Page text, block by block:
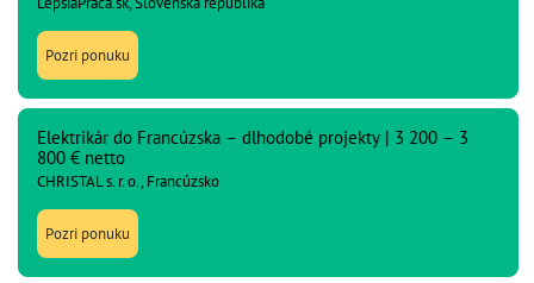
Pozri ponuku
Elektrikár do Francúzska – dlhodobé projekty | 3 200 – 3
800 € netto
CHRISTAL s. r. o., Francúzsko
Pozri ponuku